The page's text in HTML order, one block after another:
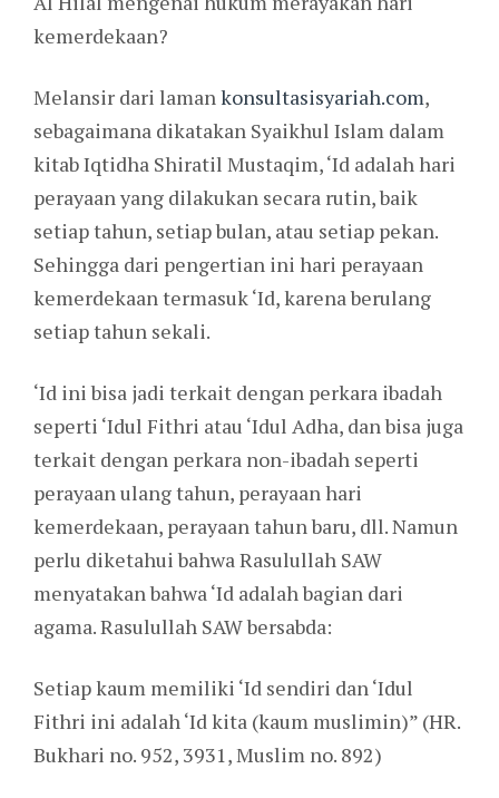
kemerdekaan?
Melansir dari lamankonsultasisyariah.com,
sebagaimana dikatakan Syaikhul Islam dalam
kitab Iqtidha Shiratil Mustaqim, ‘Id adalah hari
perayaan yang dilakukan secara rutin, baik
setiap tahun, setiap bulan, atau setiap pekan.
Sehingga dari pengertian ini hari perayaan
kemerdekaan termasuk ‘Id, karena berulang
setiap tahun sekali.
‘Id ini bisa jadi terkait dengan perkara ibadah
seperti ‘Idul Fithri atau ‘Idul Adha, dan bisa juga
terkait dengan perkara non-ibadah seperti
perayaan ulang tahun, perayaan hari
kemerdekaan, perayaan tahun baru, dll. Namun
perlu diketahui bahwa Rasulullah SAW
menyatakan bahwa ‘Id adalah bagian dari
agama. Rasulullah SAW bersabda:
Setiap kaum memiliki ‘Id sendiri dan ‘Idul
Fithri ini adalah ‘Id kita (kaum muslimin)” (HR.
Bukhari no. 952, 3931, Muslim no. 892)